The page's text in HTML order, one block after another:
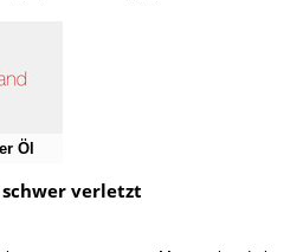
Öl
verletzt